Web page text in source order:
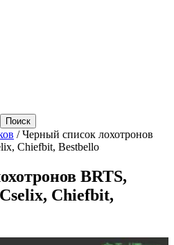
/Черный список лохотронов
Chiefbit, Bestbello
BRTS,
Chiefbit,